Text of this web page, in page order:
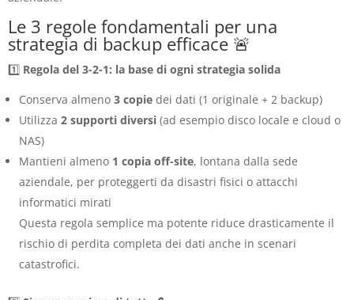
Le 3 regole fondamentali per una
strategia di backup efficace 🚨
1️⃣ Regola del 3-2-1: la base di ogni strategia solida
Conserva almeno 3 copie dei dati (1 originale + 2 backup)
Utilizza 2 supporti diversi (ad esempio disco locale e cloud o
NAS)
Mantieni almeno 1 copia off-site, lontana dalla sede
aziendale, per proteggerti da disastri fisici o attacchi
informatici mirati
Questa regola semplice ma potente riduce drasticamente il
rischio di perdita completa dei dati anche in scenari
catastrofici.